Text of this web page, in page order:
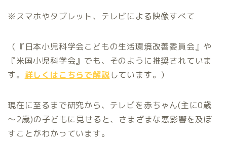
※スマホやタブレット、テレビによる映像すべて
（『日本小児科学会こどもの生活環境改善委員会』や
『米国小児科学会』でも、そのように推奨されていま
す。 詳しくはこちらで解説しています。）
現在に至るまで研究から、テレビを赤ちゃん(主に0歳
～2歳)の子どもに見せると、さまざまな悪影響を及ぼ
すことがわかっています。